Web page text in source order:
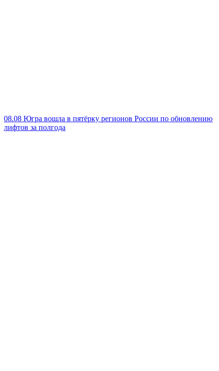
08.08 Югра вошла в пятёрку регионов России по обновлению
лифтов за полгода